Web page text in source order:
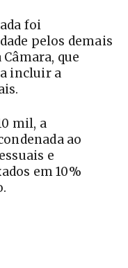
foi
pelos demais
que
incluir a
mil, a
ao
e
em 10%